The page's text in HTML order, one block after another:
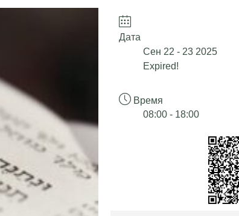
Дата
Сен 22 - 23 2025
Expired!
Время
08:00 - 18:00